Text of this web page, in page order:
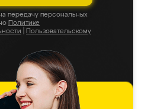
передачу персональных
Политике
Пользовательскому